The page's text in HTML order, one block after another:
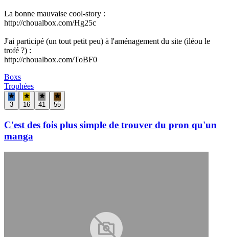
La bonne mauvaise cool-story :
http://choualbox.com/Hg25c
J'ai participé (un tout petit peu) à l'aménagement du site (iléou le
trofé ?) :
http://choualbox.com/ToBF0
Boxs
Trophées
3 16 41 55
C'est des fois plus simple de trouver du pron qu'un
manga